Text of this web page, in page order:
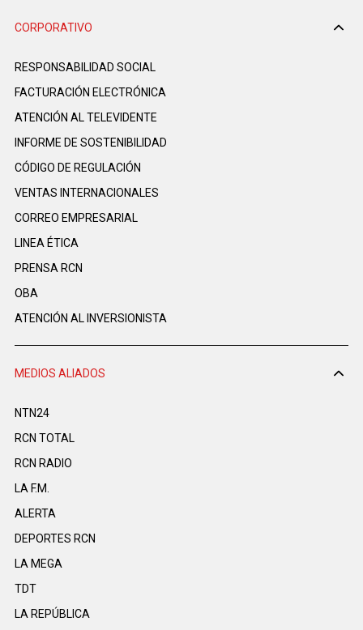
CORPORATIVO
RESPONSABILIDAD SOCIAL
FACTURACIÓN ELECTRÓNICA
ATENCIÓN AL TELEVIDENTE
INFORME DE SOSTENIBILIDAD
CÓDIGO DE REGULACIÓN
VENTAS INTERNACIONALES
CORREO EMPRESARIAL
LINEA ÉTICA
PRENSA RCN
OBA
ATENCIÓN AL INVERSIONISTA
MEDIOS ALIADOS
NTN24
RCN TOTAL
RCN RADIO
LA F.M.
ALERTA
DEPORTES RCN
LA MEGA
TDT
LA REPÚBLICA